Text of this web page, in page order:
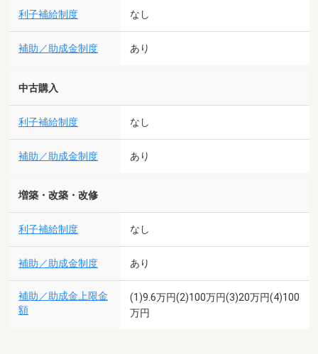
利子補給制度 なし
補助／助成金制度 あり
中古購入
利子補給制度 なし
補助／助成金制度 あり
増築・改築・改修
利子補給制度 なし
補助／助成金制度 あり
補助／助成金上限金
額
(1)9.6万円(2)100万円(3)20万円(4)100
万円